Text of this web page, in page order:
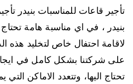
تأجير قاعات للمناسبات بنيدر
بنيدر ، في اي مناسبة هامة
لاقامة احتفال خاص لتخليد هذه
على شركتنا بشكل كامل في
تحتاج اليها، وتتعدد الاماكن التي